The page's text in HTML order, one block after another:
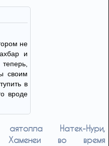
не
и
своим
в
вроде
Натек-Нури,
Хаменеи во время